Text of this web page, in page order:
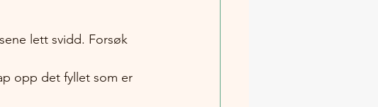
lett svidd. Forsøk
opp det fyllet som er